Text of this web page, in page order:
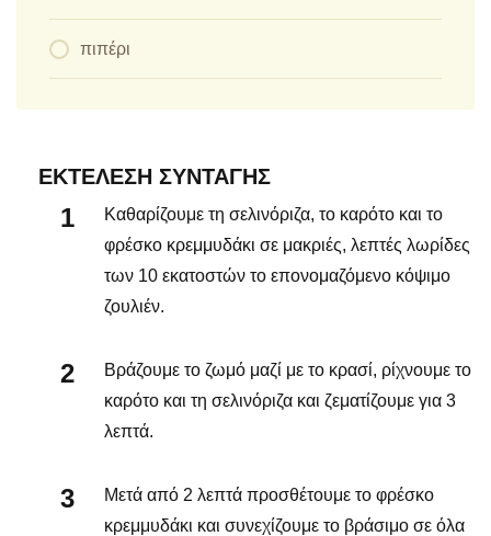
πιπέρι
ΕΚΤΈΛΕΣΗ ΣΥΝΤΑΓΉΣ
Καθαρίζουμε τη σελινόριζα, το καρότο και το
φρέσκο κρεμμυδάκι σε μακριές, λεπτές λωρίδες
των 10 εκατοστών το επονομαζόμενο κόψιμο
ζουλιέν.
Βράζουμε το ζωμό μαζί με το κρασί, ρίχνουμε το
καρότο και τη σελινόριζα και ζεματίζουμε για 3
λεπτά.
Μετά από 2 λεπτά προσθέτουμε το φρέσκο
κρεμμυδάκι και συνεχίζουμε το βράσιμο σε όλα